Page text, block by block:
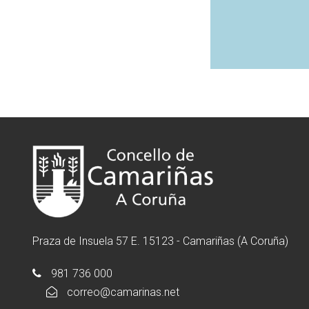
Praza de Insuela 57 E. 15123 - Camariñas (A Coruña)
981 736 000
correo@camarinas.net